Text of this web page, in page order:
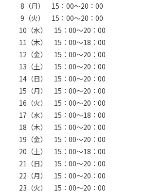
8（月） 15：00～20：00
9（火） 15：00～20：00
10（水） 15：00～20：00
11（木） 15：00～18：00
12（金） 15：00～20：00
13（土） 15：00～20：00
14（日） 15：00～20：00
15（月） 15：00～20：00
16（火） 15：00～20：00
17（水） 15：00～18：00
18（木） 15：00～20：00
19（金） 15：00～20：00
20（土） 15：00～18：00
21（日） 15：00～20：00
22（月） 15：00～20：00
23（火） 15：00～20：00